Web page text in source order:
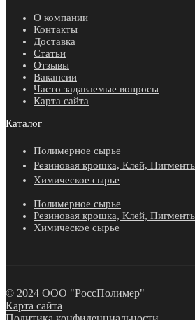
О компании
Контакты
Доставка
Статьи
Отзывы
Вакансии
Часто задаваемые вопросы
Карта сайта
Каталог
Полимерное сырье
Резиновая крошка, Клей,
Химическое сырье
Полимерное сырье
Резиновая крошка, Клей,
Химическое сырье
© 2024 ООО "РоссПолимер"
Карта сайта